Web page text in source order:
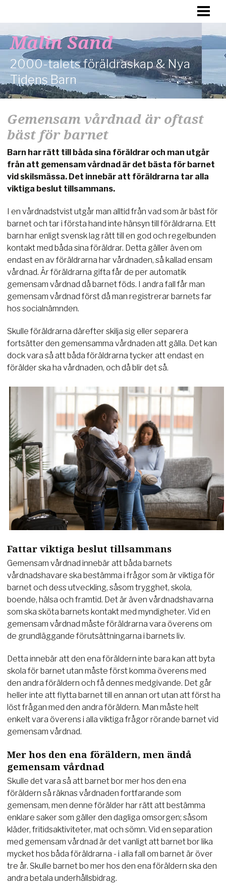
FÖRÄLDRASKAP
DAGENS BARN
HÄLSA
FAMILJ
OM MIG
Malin Sand
2000-talets föräldraskap & Nya
Tidens Barn
Gemensam vårdnad är oftast
bäst för barnet
Barn har rätt till båda sina föräldrar och man utgår
från att gemensam vårdnad är det bästa för barnet
vid skilsmässa. Det innebär att föräldrarna tar alla
viktiga beslut tillsammans.
I en vårdnadstvist utgår man alltid från vad som är bäst för
barnet och tar i första hand inte hänsyn till föräldrarna. Ett
barn har enligt svensk lag rätt till en god och regelbunden
kontakt med båda sina föräldrar. Detta gäller även om
endast en av föräldrarna har vårdnaden, så kallad ensam
vårdnad. Är föräldrarna gifta får de per automatik
gemensam vårdnad då barnet föds. I andra fall får man
gemensam vårdnad först då man registrerar barnets far
hos socialnämnden.
Skulle föräldrarna därefter skilja sig eller separera
fortsätter den gemensamma vårdnaden att gälla. Det kan
dock vara så att båda föräldrarna tycker att endast en
förälder ska ha vårdnaden, och då blir det så.
Fattar viktiga beslut tillsammans
Gemensam vårdnad innebär att båda barnets
vårdnadshavare ska bestämma i frågor som är viktiga för
barnet och dess utveckling, såsom trygghet, skola,
boende, hälsa och framtid. Det är även vårdnadshavarna
som ska sköta barnets kontakt med myndigheter. Vid en
gemensam vårdnad måste föräldrarna vara överens om
de grundläggande förutsättningarna i barnets liv.
Detta innebär att den ena föräldern inte bara kan att byta
skola för barnet utan måste först komma överens med
den andra föräldern och få dennes medgivande. Det går
heller inte att flytta barnet till en annan ort utan att först ha
löst frågan med den andra föräldern. Man måste helt
enkelt vara överens i alla viktiga frågor rörande barnet vid
gemensam vårdnad.
Mer hos den ena föräldern, men ändå
gemensam vårdnad
Skulle det vara så att barnet bor mer hos den ena
föräldern så räknas vårdnaden fortfarande som
gemensam, men denne förälder har rätt att bestämma
enklare saker som gäller den dagliga omsorgen; såsom
kläder, fritidsaktiviteter, mat och sömn. Vid en separation
med gemensam vårdnad är det vanligt att barnet bor lika
mycket hos båda föräldrarna - i alla fall om barnet är över
tre år. Skulle barnet bo mer hos den ena föräldern ska den
andra betala underhållsbidrag.